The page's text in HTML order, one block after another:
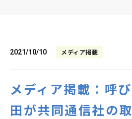
2021/10/10 メディア掲載
メディア掲載：呼
田が共同通信社の